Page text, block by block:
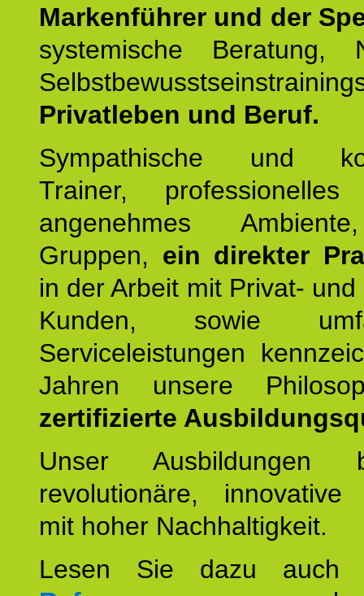
Markenführer und der
systemische Beratung,
Privatleben und Beruf.
Sympathische und
Trainer, professionelles
angenehmes
Gruppen, ein direkter
in der Arbeit mit Privat-
Kunden, sowie
Serviceleistungen
Jahren unsere
zertifizierte
Unser Ausbildungen
revolutionäre, innovative
mit hoher Nachhaltigkeit.
Lesen Sie dazu